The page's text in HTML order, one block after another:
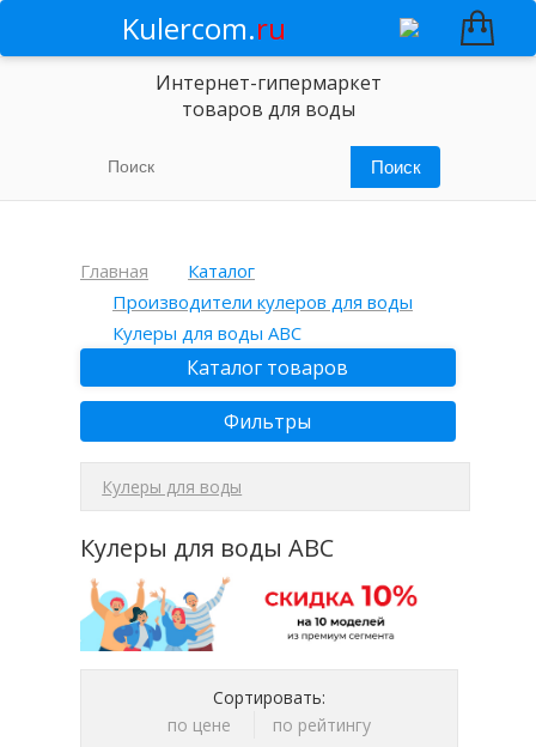
Kulercom.ru
Интернет-гипермаркет
товаров для воды
Главная
Каталог
Производители кулеров для воды
Кулеры для воды ABC
Каталог товаров
Фильтры
Кулеры для воды
Кулеры для воды ABC
Сортировать:
по цене
по рейтингу